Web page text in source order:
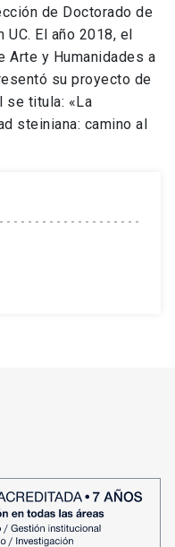
de Doctorado de
El año 2018, el
Arte y Humanidades a
su proyecto de
se titula: «La
steiniana: camino al